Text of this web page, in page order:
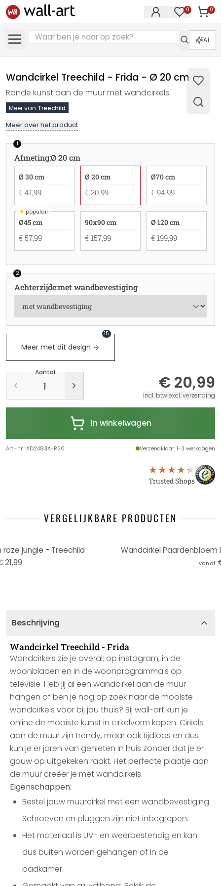
0 0
AI
Wandcirkel Treechild - Frida - Ø 20 cm
Ronde kunst aan de muur met wandcirkels
Meer van Treechild
Meer over het product
1
Afmeting:Ø 20 cm
Ø 30 cm
€ 41,99
Ø 20 cm
€ 20,99
Ø70 cm
€ 94,99
★populair
Ø45 cm
€ 57,99
90x90 cm
€ 157,99
Ø 120 cm
€ 199,99
2
Achterzijde:met wandbevestiging
Meer met dit design
15
Aantal
€ 20,99
incl. btw excl. verzending
In winkelwagen
Art.-nr.:AD2483A-R20 Verzendklaar: 1-3 werkdagen
Trusted Shops
VERGELIJKBARE PRODUCTEN
roze jungle - Treechild
21,99
Wandcirkel
vanaf
Beschrijving
Wandcirkel Treechild - Frida
Wandcirkels zie je overal; op instagram, in de
woonbladen en in de woonprogramma's op
televisie. Heb jij al een wandcirkel aan de muur
hangen of ben je nog op zoek naar de mooiste
wandcirkels voor bij jou thuis? Bij wall-art kun je
online de mooiste kunst in cirkelvorm kopen. Cirkels
aan de muur zijn trendy, maar ook tijdloos en dus
kun je er jaren van genieten in huis zonder dat je er
gauw op uitgekeken raakt. Het perfecte plaatje aan
de muur creëer je met wandcirkels.
Eigenschappen:
Bestel jouw muurcirkel met een wandbevestiging.
Schroeven en pluggen zijn niet inbegrepen.
Het materiaal is UV- en weerbestendig en kan
dus buiten worden gehangen of in de
badkamer.